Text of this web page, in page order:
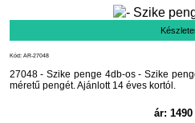
Kód: AR-27048
27048 - Szike penge 4db-os - Szike
méretű pengét. Ajánlott 14 éves kortól.
ár: 1490